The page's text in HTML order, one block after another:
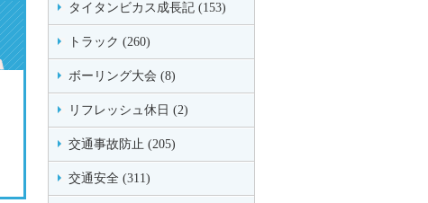
タイタンビカス成長記 (153)
トラック (260)
ボーリング大会 (8)
リフレッシュ休日 (2)
交通事故防止 (205)
交通安全 (311)